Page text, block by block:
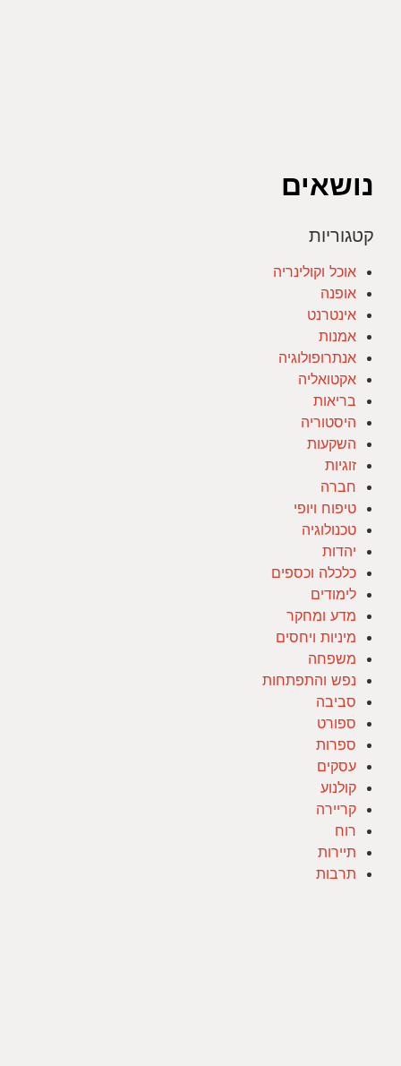
נושאים
קטגוריות
אוכל וקולינריה
אופנה
אינטרנט
אמנות
אנתרופולוגיה
אקטואליה
בריאות
היסטוריה
השקעות
זוגיות
חברה
טיפוח ויופי
טכנולוגיה
יהדות
כלכלה וכספים
לימודים
מדע ומחקר
מיניות ויחסים
משפחה
נפש והתפתחות
סביבה
ספורט
ספרות
עסקים
קולנוע
קריירה
רוח
תיירות
תרבות